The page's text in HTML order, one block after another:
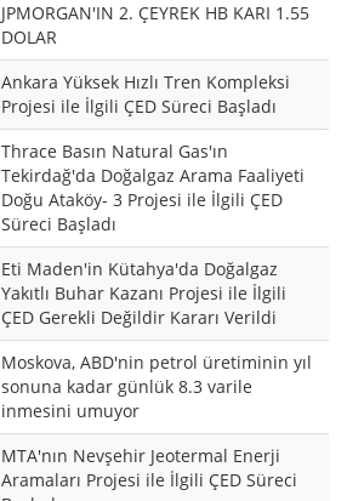
JPMORGAN'IN 2. ÇEYREK HB KARI 1.55
DOLAR
Ankara Yüksek Hızlı Tren Kompleksi
Projesi ile İlgili ÇED Süreci Başladı
Thrace Basın Natural Gas'ın
Tekirdağ'da Doğalgaz Arama Faaliyeti
Doğu Ataköy- 3 Projesi ile İlgili ÇED
Süreci Başladı
Eti Maden'in Kütahya'da Doğalgaz
Yakıtlı Buhar Kazanı Projesi ile İlgili
ÇED Gerekli Değildir Kararı Verildi
Moskova, ABD'nin petrol üretiminin yıl
sonuna kadar günlük 8.3 varile
inmesini umuyor
MTA'nın Nevşehir Jeotermal Enerji
Aramaları Projesi ile İlgili ÇED Süreci